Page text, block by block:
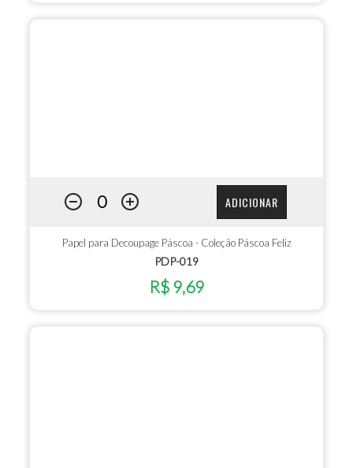
ADICIONAR
Papel para Decoupage Páscoa - Coleção Páscoa Feliz
PDP-019
R$ 9,69